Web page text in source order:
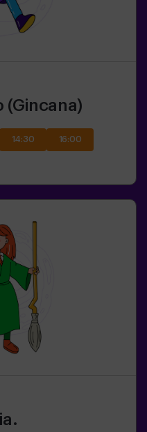
(Gincana)
14:30 16:00